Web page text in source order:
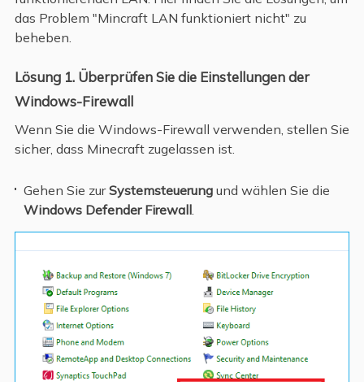
das Problem "Mincraft LAN funktioniert nicht" zu
beheben.
Lösung 1. Überprüfen Sie die Einstellungen der
Windows-Firewall
Wenn Sie die Windows-Firewall verwenden, stellen Sie
sicher, dass Minecraft zugelassen ist.
Gehen Sie zurSystemsteuerungund wählen Sie die
Windows Defender Firewall